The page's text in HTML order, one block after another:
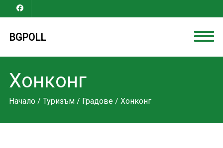
BGPOLL
Хонконг
Начало/ Туризъм/ Градове/ Хонконг